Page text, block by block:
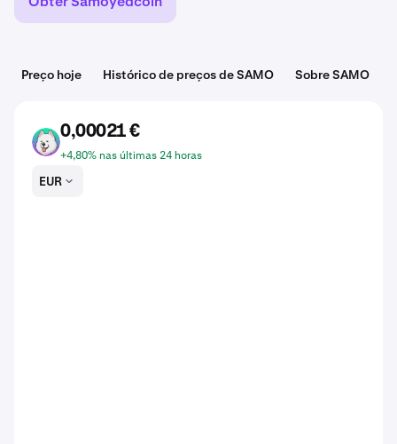
Preço hoje Histórico de preços de SAMO Sobre SAMO
SAMO
0,00021 €
+4,80% nas últimas 24 horas
EUR